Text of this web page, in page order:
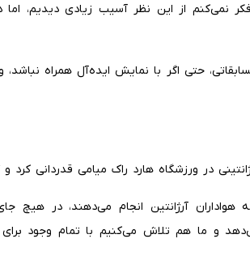
نمی‌کنم از این نظر آسیب زیادی دیدیم،
حتی اگر با نمایش ایده‌آل همراه نباشد،
در ورزشگاه هارد راک میامی قدردانی کرد
آرژانتین انجام می‌دهند، در هیچ
و ما هم تلاش می‌کنیم با تمام وجود